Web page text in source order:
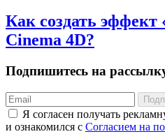
Как создать эффект
Cinema 4D?
Подпишитесь на
Я соглаcен получать
и ознакомился с Согласием на